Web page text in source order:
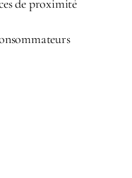
de proximité